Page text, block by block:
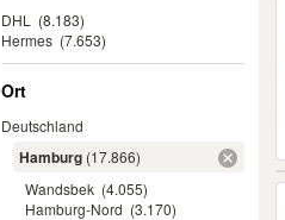
DHL
(8.183)
Hermes (7.653)
Ort
Deutschland
Hamburg (17.866)
Wandsbek (4.055)
Hamburg-Nord (3.170)